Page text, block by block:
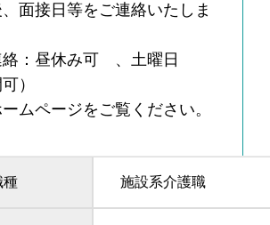
面接日等をご連絡いたしま
絡：昼休み可 、土曜日
）
ームページをご覧ください。
種 施設系介護職